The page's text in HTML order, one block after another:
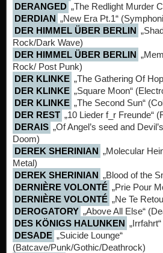
DERANGED „The Redlight Murder
DERDIAN „New Era Pt.1“
DER HIMMEL ÜBER BERLIN
Rock/Dark Wave)
DER HIMMEL ÜBER BERLIN
Rock/ Post Punk)
DER KLINKE „The Gathering Of
DER KLINKE „Square Moon“
DER KLINKE „The Second Sun“
DER REST „10 Lieder f_r Freunde“
DERAIS „Of Angel’s seed and
Doom)
DEREK SHERINIAN „Molecular
Metal)
DEREK SHERINIAN „Blood of the
DERNIÈRE VOLONTÉ „Prie Pour
DERNIÈRE VOLONTÉ „Ne Te
DEROGATORY „Above All Else“
DES KÖNIGS HALUNKEN
DESADE „Suicide Lounge“
(Batcave/Punk/Gothic/Deathrock)